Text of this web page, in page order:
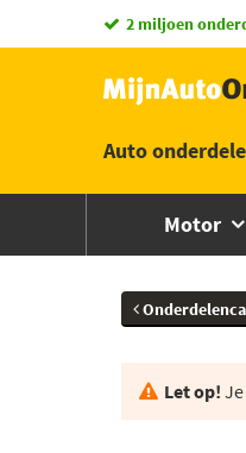
2 miljoen
Auto
Motor
Let op!